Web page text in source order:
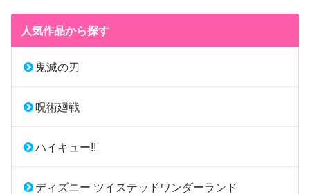
人気作品から探す
鬼滅の刃
呪術廻戦
ハイキュー!!
ディズニー ツイステッドワンダーランド